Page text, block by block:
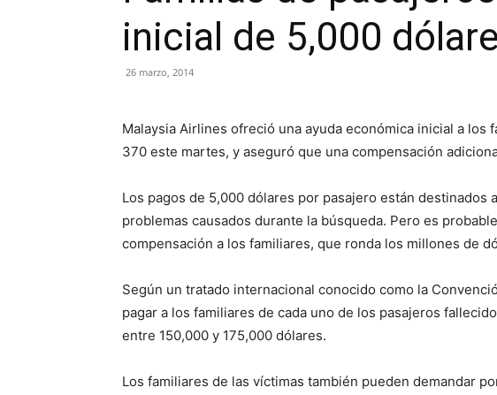
inicial de 5,000
26 marzo, 2014
Malaysia Airlines ofreció una ayuda económica inicial a los
370 este martes, y aseguró que una compensación
Los pagos de 5,000 dólares por pasajero están destinados
problemas causados durante la búsqueda. Pero es
compensación a los familiares, que ronda los millones de
Según un tratado internacional conocido como la
pagar a los familiares de cada uno de los pasajeros
entre 150,000 y 175,000 dólares.
Los familiares de las víctimas también pueden demandar